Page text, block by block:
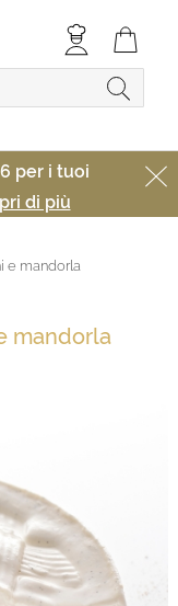
per i tuoi
di più
e mandorla
mandorla